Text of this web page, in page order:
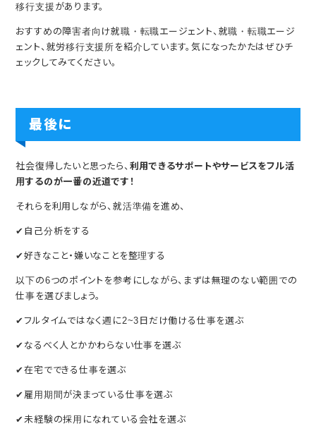
移行支援があります。
おすすめの障害者向け就職・転職エージェント、就職・転職エージ
ェント、就労移行支援所を紹介しています。気になったかたはぜひチ
ェックしてみてください。
最後に
社会復帰したいと思ったら、 利用できるサポートやサービスをフル活
用するのが一番の近道です！
それらを利用しながら、就活準備を進め、
✔自己分析をする
✔好きなこと・嫌いなことを整理する
以下の6つのポイントを参考にしながら、まずは無理のない範囲での
仕事を選びましょう。
✔フルタイムではなく週に2~3日だけ働ける仕事を選ぶ
✔なるべく人とかかわらない仕事を選ぶ
✔在宅でできる仕事を選ぶ
✔雇用期間が決まっている仕事を選ぶ
✔未経験の採用になれている会社を選ぶ